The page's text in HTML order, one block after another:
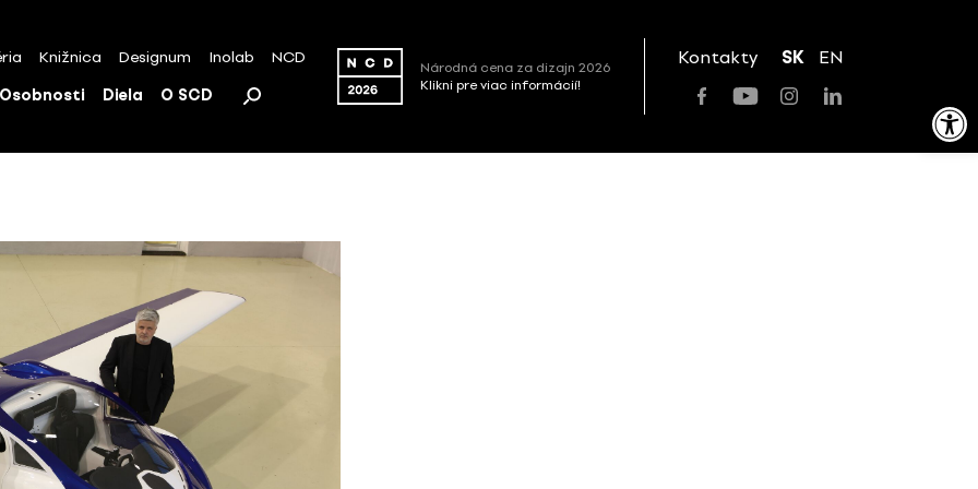
Open toolbar
Knižnica Designum Inolab NCD
Osobnosti Diela O SCD
Národná cena za dizajn 2026
Klikni pre viac informácií!
Kontakty SK EN